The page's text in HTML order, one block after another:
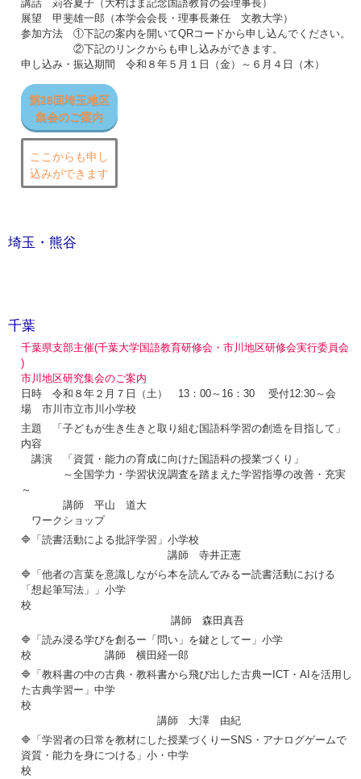
講話 苅谷夏子（大村はま記念国語教育の会理事長）
展望 甲斐雄一郎（本学会会長・理事長兼任 文教大学）
参加方法 ①下記の案内を開いてQRコードから申し込んでください。
②下記のリンクからも申し込みができます。
申し込み・振込期間 令和８年５月１日（金）～６月４日（木）
第28回埼玉地区
集会のご案内
ここからも申し
込みができます
埼玉・熊谷
千葉
千葉県支部主催(千葉大学国語教育研修会・市川地区研修会実行委員会
)
市川地区研究集会のご案内
日時 令和８年２月７日（土） 13：00～16：30 受付12:30～会
場 市川市立市川小学校
主題 「子どもが生き生きと取り組む国語科学習の創造を目指して」
内容
講演 「資質・能力の育成に向けた国語科の授業づくり」
～全国学力・学習状況調査を踏まえた学習指導の改善・充実
～
講師 平山 道大
ワークショップ
🔷「読書活動による批評学習」小学校
講師 寺井正憲
🔷「他者の言葉を意識しながら本を読んでみるー読書活動における
「想起筆写法」」小学
校
講師 森田真吾
🔷「読み浸る学びを創るー「問い」を鍵としてー」小学
校 講師 横田経一郎
🔷「教科書の中の古典・教科書から飛び出した古典ーICT・AIを活用し
た古典学習ー」中学
校
講師 大澤 由紀
🔷「学習者の日常を教材にした授業づくりーSNS・アナログゲームで
資質・能力を身につける」小・中学
校